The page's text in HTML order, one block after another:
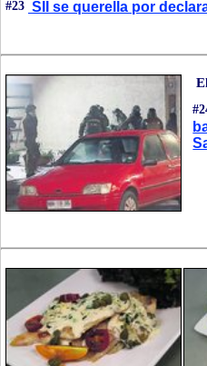
#23 SII se querella por